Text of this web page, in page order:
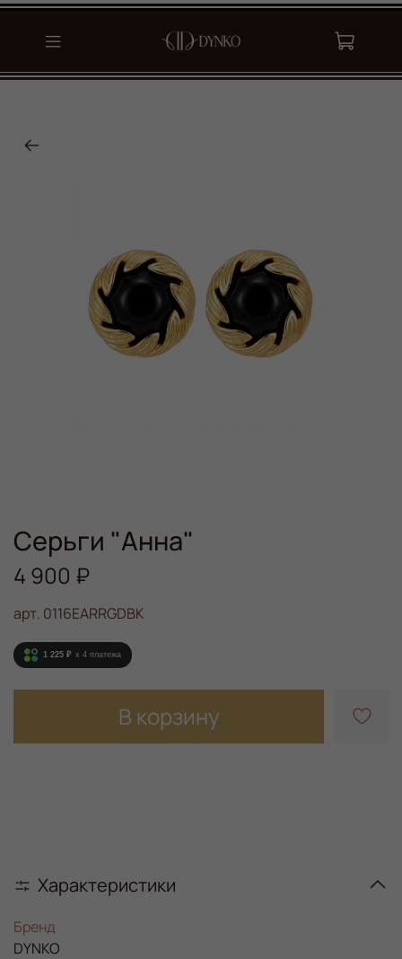
арт. 0116EARRGDBK
Серьги "Анна"
4 900 ₽
1 225 ₽ x 4 платежа
В корзину
Характеристики
Бренд
DYNKO